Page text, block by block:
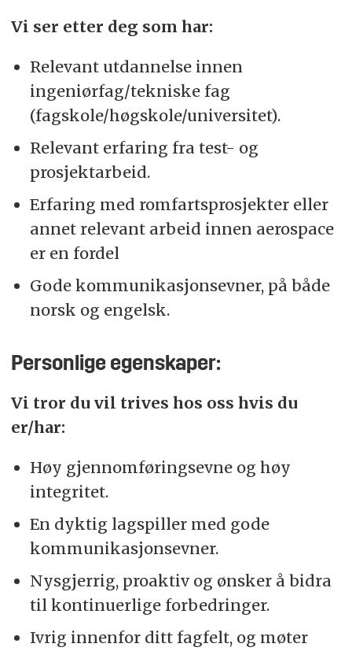
Vi ser etter deg som har:
Relevant utdannelse innen
ingeniørfag/tekniske fag
(fagskole/høgskole/universitet).
Relevant erfaring fra test- og
prosjektarbeid.
Erfaring med romfartsprosjekter eller
annet relevant arbeid innen aerospace
er en fordel
Gode kommunikasjonsevner, på både
norsk og engelsk.
Personlige egenskaper:
Vi tror du vil trives hos oss hvis du
er/har:
Høy gjennomføringsevne og høy
integritet.
En dyktig lagspiller med gode
kommunikasjonsevner.
Nysgjerrig, proaktiv og ønsker å bidra
til kontinuerlige forbedringer.
Ivrig innenfor ditt fagfelt, og møter